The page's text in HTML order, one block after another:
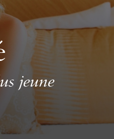
jeune